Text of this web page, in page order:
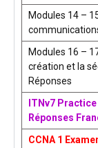
Modules 14 –
Modules 16 –
création et la
Réponses
ITNv7
Réponses
CCNA 1